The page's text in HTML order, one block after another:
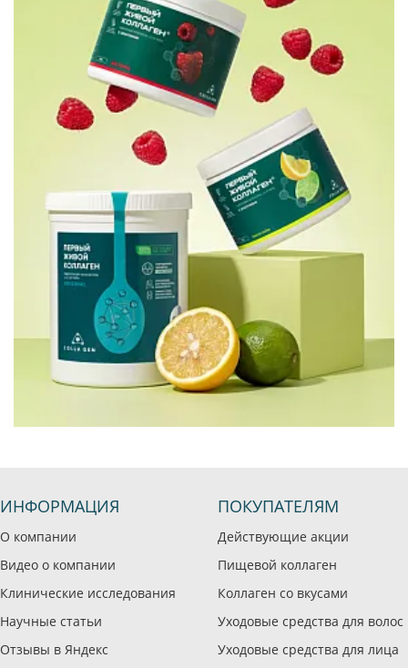
ИНФОРМАЦИЯ
О компании
Видео о компании
Клинические исследования
Научные статьи
Отзывы в Яндекс
ПОКУПАТЕЛЯМ
Действующие акции
Пищевой коллаген
Коллаген со вкусами
Уходовые средства для волос
Уходовые средства для лица